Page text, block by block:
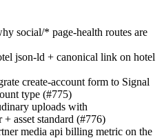
social/* page-health routes are
json-ld + canonical link on hotel
create-account form to Signal
type (#775)
uploads with
asset standard (#776)
media api billing metric on the